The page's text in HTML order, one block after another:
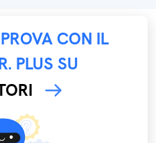
CON IL
PLUS SU